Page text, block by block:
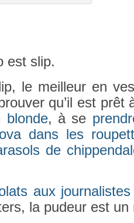
est slip.
le meil­leur en
qu’il est prêt
blon­de, à se
dans les
de
aux
la pudeur est un